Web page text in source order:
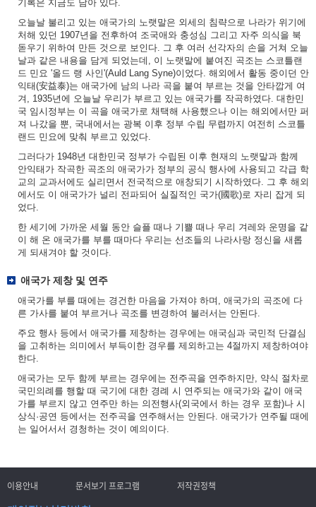
기록은 지금도 남아 있다.
오늘날 불리고 있는 애국가의 노랫말은 외세의 침략으로 나라가 위기에
처해 있던 1907년을 전후하여 조국애와 충성심 그리고 자주 의식을 북
돋우기 위하여 만든 것으로 보인다. 그 후 여러 선각자의 손을 거쳐 오늘
날과 같은 내용을 담게 되었는데, 이 노랫말에 붙여진 곡조는 스코틀랜
드 민요 '올드 랭 사인'(Auld Lang Syne)이었다. 해외에서 활동 중이던 안
익태(安益泰)는 애국가에 남의 나라 곡을 붙여 부르는 것을 안타깝게 여
겨, 1935년에 오늘날 우리가 부르고 있는 애국가를 작곡하였다. 대한민
국 임시정부는 이 곡을 애국가로 채택해 사용했으나 이는 해외에서만 퍼
져 나갔을 뿐, 국내에서는 광복 이후 정부 수립 무렵까지 여전히 스코틀
랜드 민요에 맞춰 부르고 있었다.
그러다가 1948년 대한민국 정부가 수립된 이후 현재의 노랫말과 함께
안익태가 작곡한 곡조의 애국가가 정부의 공식 행사에 사용되고 각급 학
교의 교과서에도 실리면서 전국적으로 애창되기 시작하였다. 그 후 해외
에서도 이 애국가가 널리 전파되어 실질적인 국가(國歌)로 자리 잡게 되
었다.
한 세기에 가까운 세월 동안 슬플 때나 기쁠 때나 우리 겨레와 운명을 같
이 해 온 애국가를 부를 때마다 우리는 선조들의 나라사랑 정신을 새롭
게 되새겨야 할 것이다.
애국가 제창 및 연주
애국가를 부를 때에는 경건한 마음을 가져야 하며, 애국가의 곡조에 다
른 가사를 붙여 부르거나 곡조를 변경하여 불러서는 안된다.
주요 행사 등에서 애국가를 제창하는 경우에는 애국심과 국민적 단결심
을 고취하는 의미에서 부득이한 경우를 제외하고는 4절까지 제창하여야
한다.
애국가는 모두 함께 부르는 경우에는 전주곡을 연주하지만, 약식 절차로
국민의례를 행할 때 국기에 대한 경례 시 연주되는 애국가와 같이 애국
가를 부르지 않고 연주만 하는 의전행사(외국에서 하는 경우 포함)나 시
상식·공연 등에서는 전주곡을 연주해서는 안된다. 애국가가 연주될 때에
는 일어서서 경청하는 것이 예의이다.
이용안내 문서보기 프로그램 저작권정책